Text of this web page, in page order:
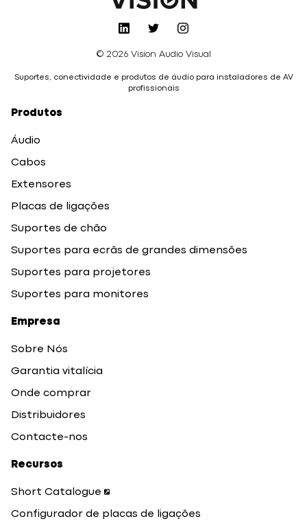
© 2026 Vision Audio Visual
Suportes, conectividade e produtos de áudio para instaladores de AV
profissionais
Produtos
Áudio
Cabos
Extensores
Placas de ligações
Suportes de chão
Suportes para ecrãs de grandes dimensões
Suportes para projetores
Suportes para monitores
Empresa
Sobre Nós
Garantia vitalícia
Onde comprar
Distribuidores
Contacte-nos
Recursos
Short Catalogue
Configurador de placas de ligações